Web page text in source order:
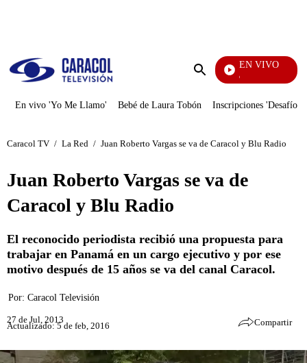
Enviar
EN VIVO
Yo Me Llamo
En vivo 'Yo Me Llamo' Bebé de Laura Tobón Inscripciones 'Desafío'
Caracol TV / La Red / Juan Roberto Vargas se va de Caracol y Blu Radio
Juan Roberto Vargas se va de
Caracol y Blu Radio
El reconocido periodista recibió una propuesta para
trabajar en Panamá en un cargo ejecutivo y por ese
motivo después de 15 años se va del canal Caracol.
Por: Caracol Televisión
27 de Jul, 2013
Actualizado: 5 de feb, 2016 Compartir